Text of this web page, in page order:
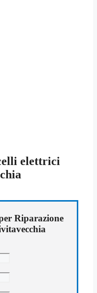
elettrici
Riparazione